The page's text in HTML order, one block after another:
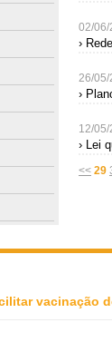
02/06/
›
26/05/
›
12/
› Lei
<< 29
vacinação